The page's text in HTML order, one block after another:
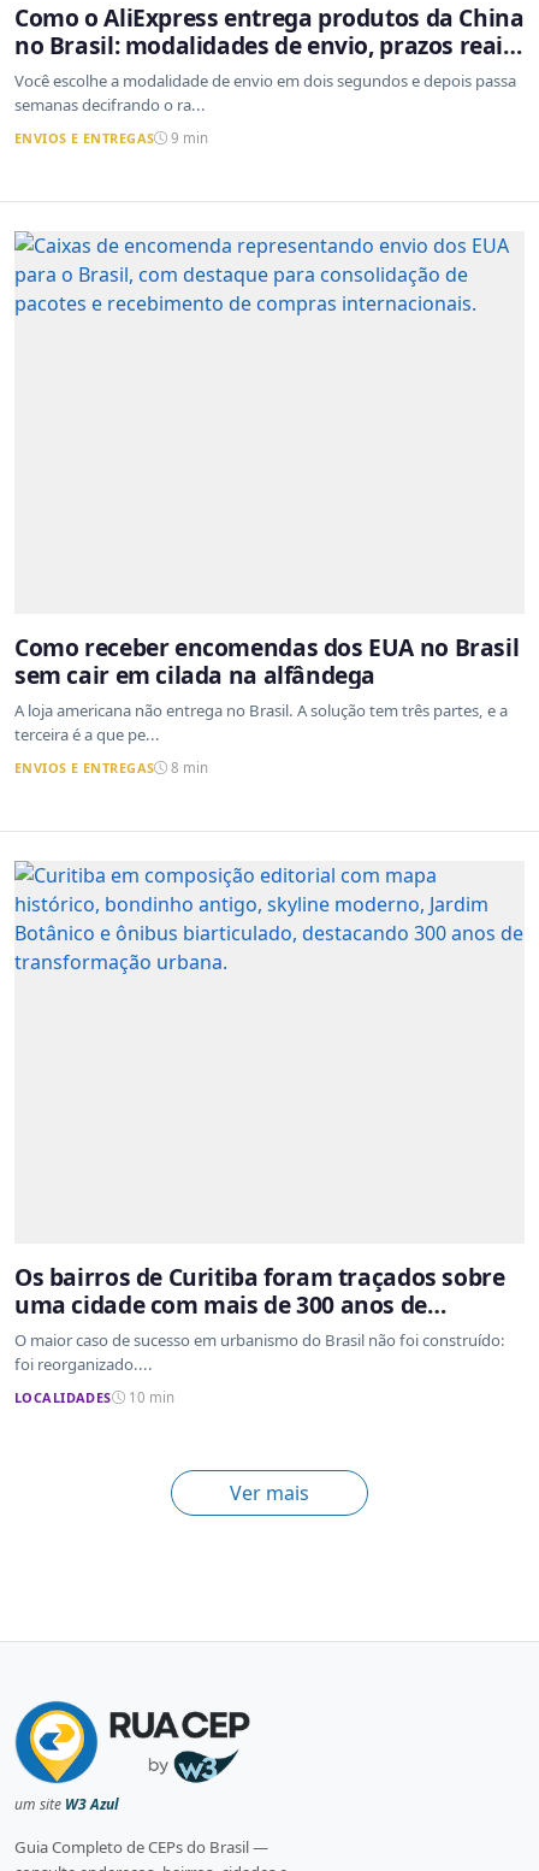
Como o AliExpress entrega produtos da China
no Brasil: modalidades de envio, prazos reais
e o que a Cainiao tem a ver com isso
Você escolhe a modalidade de envio em dois segundos e depois passa
semanas decifrando o ra...
ENVIOS E ENTREGAS 9 min
Como receber encomendas dos EUA no Brasil
sem cair em cilada na alfândega
A loja americana não entrega no Brasil. A solução tem três partes, e a
terceira é a que pe...
ENVIOS E ENTREGAS 8 min
Os bairros de Curitiba foram traçados sobre
uma cidade com mais de 300 anos de
ocupação desordenada
O maior caso de sucesso em urbanismo do Brasil não foi construído:
foi reorganizado....
LOCALIDADES 10 min
Ver mais
um site W3 Azul
Guia Completo de CEPs do Brasil —